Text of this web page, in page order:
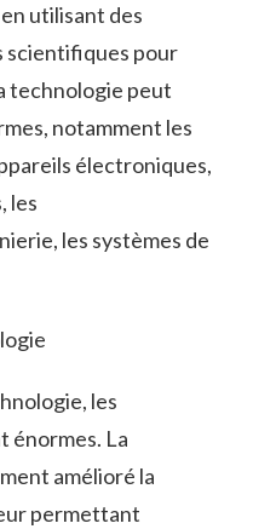
utilisant des
scientifiques pour
technologie peut
notamment les
électroniques,
les
les systèmes de
les
énormes. La
amélioré la
permettant